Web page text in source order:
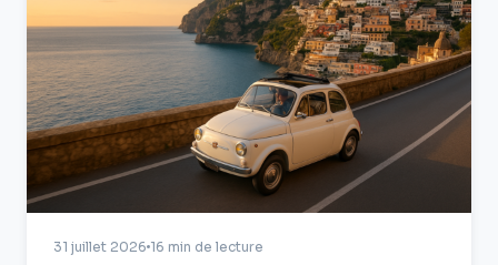
31 juillet 2026 16 min de lecture